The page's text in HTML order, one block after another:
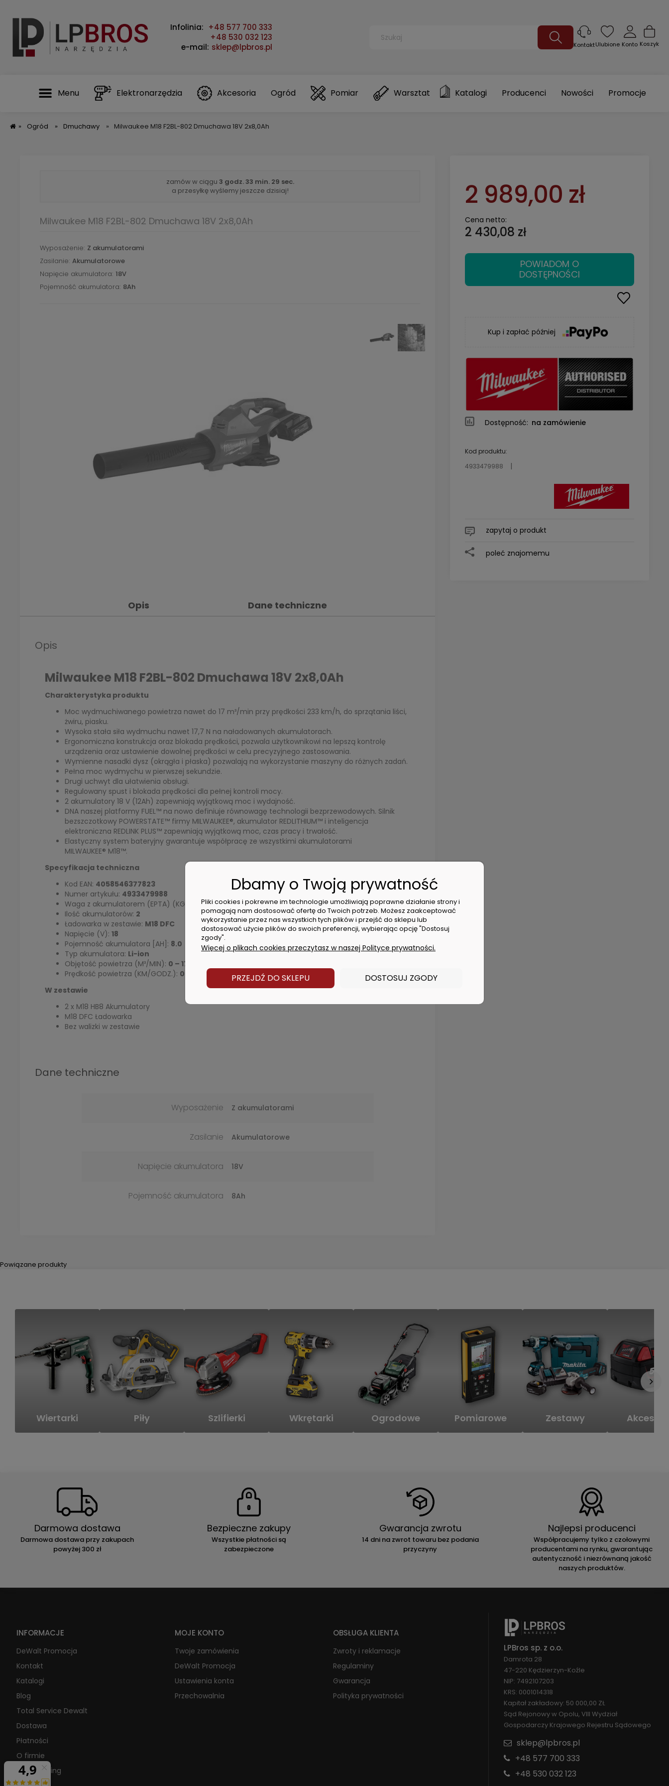
Infolinia: +48 577 700 333
+48 530 032 123
e-mail: sklep@lpbros.pl Koszyk
Konto
Ulubione
Kontakt
Menu Elektronarzędzia Akcesoria Ogród Pomiar Warsztat Katalogi Producenci Nowości Promocje
» Ogród » Dmuchawy » Milwaukee M18 F2BL-802 Dmuchawa 18V 2x8,0Ah
zamów w ciągu 3 godz.33 min. 28 sec.
a przesyłkę wyślemy jeszcze dzisiaj!
Milwaukee M18 F2BL-802 Dmuchawa 18V 2x8,0Ah
Wyposażenie Z akumulatorami
Zasilanie Akumulatorowe
Napięcie akumulatora 18V
Pojemność akumulatora 8Ah
Opis Dane techniczne
Opis
Milwaukee M18 F2BL-802 Dmuchawa 18V 2x8,0Ah
Charakterystyka produktu
Moc wydmuchiwanego powietrza nawet do 17 m³/min przy prędkości 233 km/h, do sprzątania liści,
żwiru, piasku.
Wysoka stała siła wydmuchu nawet 17,7 N na naładowanych akumulatorach.
Ergonomiczna konstrukcja oraz blokada prędkości, pozwala użytkownikowi na lepszą kontrolę
urządzenia oraz ustawienie dowolnej prędkości w celu precyzyjnego zastosowania.
Wymienne nasadki dysz (okrągła i płaska) pozwalają na wykorzystanie maszyny do różnych zadań.
Pełna moc wydmychu w pierwszej sekundzie.
Drugi uchwyt dla ułatwienia obsługi.
Regulowany spust i blokada prędkości dla pełnej kontroli mocy.
2 akumulatory 18 V (12Ah) zapewniają wyjątkową moc i wydajność.
DNA naszej platformy FUEL™ na nowo definiuje równowagę technologii bezprzewodowych. Silnik
bezszczotkowy POWERSTATE™ firmy MILWAUKEE®, akumulator REDLITHIUM™ i inteligencja
elektroniczna REDLINK PLUS™ zapewniają wyjątkową moc, czas pracy i trwałość.
Elastyczny system bateryjny gwarantuje współpracę ze wszystkimi akumulatorami
MILWAUKEE® M18™.
Specyfikacja techniczna
Kod EAN: 4058546377823
Numer artykułu: 4933479988
Waga z akumulatorem (EPTA) (KG):
5.9 (M18 HB8)
Ilość akumulatorów: 2
Ładowarka w zestawie: M18 DFC
Napięcie (V): 18
Pojemność akumulatora [AH]: 8.0
Typ akumulatora: Li-ion
Objętość powietrza (M³/MIN): 0 – 17
Prędkość powietrza (KM/GODZ.): 0 – 233
W zestawie
2 x M18 HB8 Akumulatory
M18 DFC Ładowarka
Bez walizki w zestawie
Dane techniczne
Wyposażenie Z akumulatorami
Zasilanie Akumulatorowe
Napięcie akumulatora 18V
Pojemność akumulatora 8Ah
2 989,00 zł
Cena netto:
2 430,08 zł
POWIADOM O
DOSTĘPNOŚCI
Kup i zapłać później
Dostępność: na zamówienie
Kod produktu:
4933479988
zapytaj o produkt
poleć znajomemu
Powiązane produkty
Wiertarki Piły Szlifierki Wkrętarki Ogrodowe Pomiarowe Zestawy
Darmowa dostawa
Darmowa dostawa przy zakupach
powyżej 300 zł
Bezpieczne zakupy
Wszystkie płatności są
zabezpieczone
Gwarancja zwrotu
14 dni na zwrot towaru bez podania
przyczyny
Najlepsi producenci
Współpracujemy tylko z czołowymi
producentami na rynku, gwarantując
autentyczność i niezrównaną jakość
naszych produktów.
INFORMACJE
DeWalt Promocja
Kontakt
Katalogi
Blog
Total Service Dewalt
Dostawa
Płatności
O firmie
Raty/Leasing
MOJE KONTO
Twoje zamówienia
DeWalt Promocja
Ustawienia konta
Przechowalnia
OBSŁUGA KLIENTA
Zwroty i reklamacje
Regulaminy
Gwarancja
Polityka prywatności
LPBros sp. z o.o.
Damrota 28
47-220 Kędzierzyn-Koźle
NIP: 7492107203
KRS: 0001014318
Kapitał zakładowy: 50 000,00 ZŁ
Sąd Rejonowy w Opolu, VIII Wydział
Gospodarczy Krajowego Rejestru Sądowego
sklep@lpbros.pl
+48 577 700 333
+48 530 032 123
Dbamy o Twoją prywatność
Pliki cookies i pokrewne im technologie umożliwiają poprawne działanie strony i
pomagają nam dostosować ofertę do Twoich potrzeb. Możesz zaakceptować
wykorzystanie przez nas wszystkich tych plików i przejść do sklepu lub
dostosować użycie plików do swoich preferencji, wybierając opcję "Dostosuj
zgody".
Więcej o plikach cookies przeczytasz w naszej Polityce prywatności.
PRZEJDŹ DO SKLEPU DOSTOSUJ ZGODY